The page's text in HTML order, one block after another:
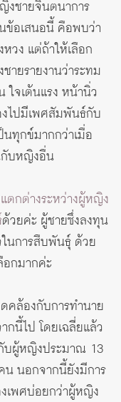
งชายจินตนาการ
ข้อเสนอนี้ คือพบว่า
วง แต่ถ้าให้เลือก
ายรายงานว่าระทม
ใจเต้นแรง หน้านิ่ว
ไปมีเพศสัมพันธ์กับ
ทุกข์มากกว่าเมื่อ
กับหญิงอื่น
ตกต่างระหว่างผู้หญิง
ด้วยค่ะ ผู้ชายซึ่งลงทุน
นการสืบพันธุ์ ด้วย
อกมากค่ะ
คล้องกับการทำนาย
กนี้ไป โดยเฉลี่ยแล้ว
บผู้หญิงประมาณ 13
นอกจากนี้ยังมีการ
เพศบ่อยกว่าผู้หญิง